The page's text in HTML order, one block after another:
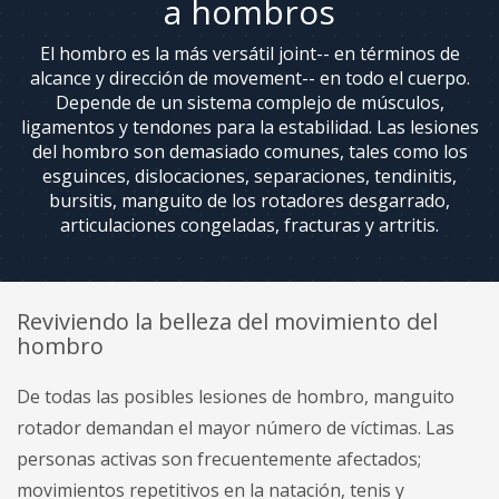
Lesiones
Cuello
Servicios
Ortopédicos
a hombros
El hombro es la más versátil joint-- en términos de
alcance y dirección de movement-- en todo el cuerpo.
Depende de un sistema complejo de músculos,
ligamentos y tendones para la estabilidad. Las lesiones
del hombro son demasiado comunes, tales como los
esguinces, dislocaciones, separaciones, tendinitis,
bursitis, manguito de los rotadores desgarrado,
articulaciones congeladas, fracturas y artritis.
Reviviendo la belleza del movimiento del
hombro
De todas las posibles lesiones de hombro, manguito
rotador demandan el mayor número de víctimas. Las
personas activas son frecuentemente afectados;
movimientos repetitivos en la natación, tenis y